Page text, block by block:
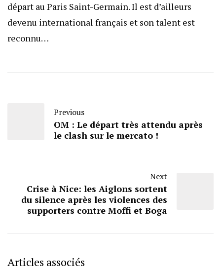
départ au Paris Saint-Germain. Il est d’ailleurs
devenu international français et son talent est
reconnu…
Previous
OM : Le départ très attendu après
le clash sur le mercato !
Next
Crise à Nice: les Aiglons sortent
du silence après les violences des
supporters contre Moffi et Boga
Articles associés